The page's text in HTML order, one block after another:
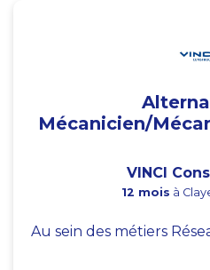
Mécanicien/
VINCI
12 mois à
Au sein des métiers